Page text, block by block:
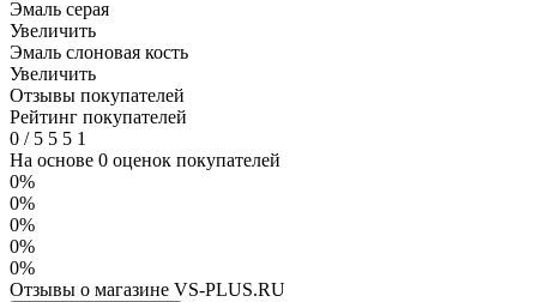
Эмаль серая
Увеличить
Эмаль слоновая кость
Увеличить
Отзывы покупателей
Рейтинг покупателей
0 /5 5 5 1
На основе 0 оценок покупателей
0%
0%
0%
0%
0%
Отзывы о магазине VS-PLUS.RU